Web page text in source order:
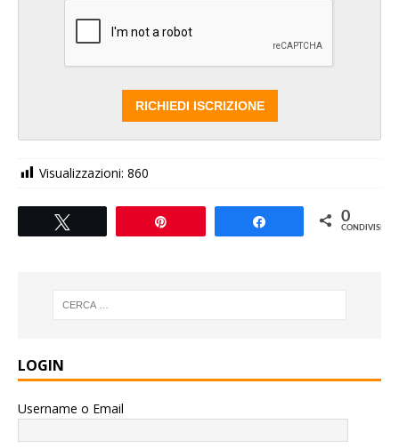
Visualizzazioni: 860
0
CONDIVISIONI
LOGIN
Username o Email